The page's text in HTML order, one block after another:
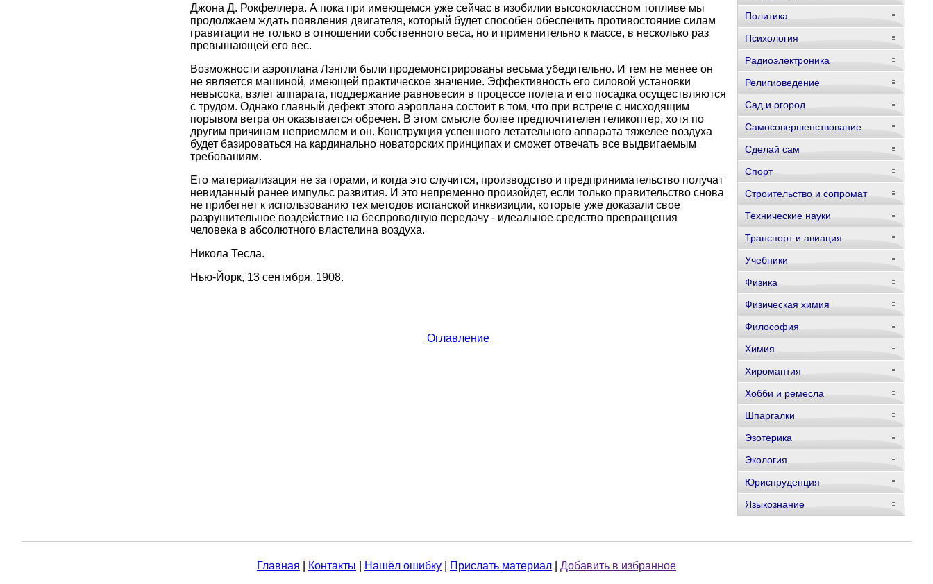
Джона Д. Рокфеллера. А пока при имеющемся уже cейчас в изобилии высококлассном топливе мы
продолжаем ждать появления двигателя, который будет способен обеспечить противостояние силам
гравитации не только в отношении собственного веса, но и применительно к массе, в несколько раз
превышающей его вес.
Возможности аэроплана Лэнгли были продемонстрированы весьма убедительно. И тем не менее он
не является машиной, имеющей практическое значение. Эффективность его силовой установки
невысока, взлет аппарата, поддержание равновесия в процессе полета и его посадка осуществляются
с трудом. Однако главный дефект этого аэроплана состоит в том, что при встрече с нисходящим
порывом ветра он оказывается обречен. В этом смысле более предпочтителен геликоптер, хотя по
другим причинам неприемлем и он. Конструкция успешного летательного аппарата тяжелее воздуха
будет базироваться на кардинально новаторских принципах и сможет отвечать все выдвигаемым
требованиям.
Его материализация не за горами, и когда это случится, производство и предпринимательство получат
невиданный ранее импульс развития. И это непременно произойдет, если только правительство снова
не прибегнет к использованию тех методов испанской инквизиции, которые уже доказали свое
разрушительное воздействие на беспроводную передачу - идеальное средство превращения
человека в абсолютного властелина воздуха.
Никола Тесла.
Нью-Йорк, 13 сентября, 1908.
Оглавление
Политика
Психология
Радиоэлектроника
Религиоведение
Сад и огород
Самосовершенствование
Сделай сам
Спорт
Строительство и сопромат
Технические науки
Транспорт и авиация
Учебники
Физика
Физическая химия
Философия
Химия
Хиромантия
Хобби и ремесла
Шпаргалки
Эзотерика
Экология
Юриспруденция
Языкознание
Главная Контакты Нашёл ошибку Прислать материал Добавить в избранное